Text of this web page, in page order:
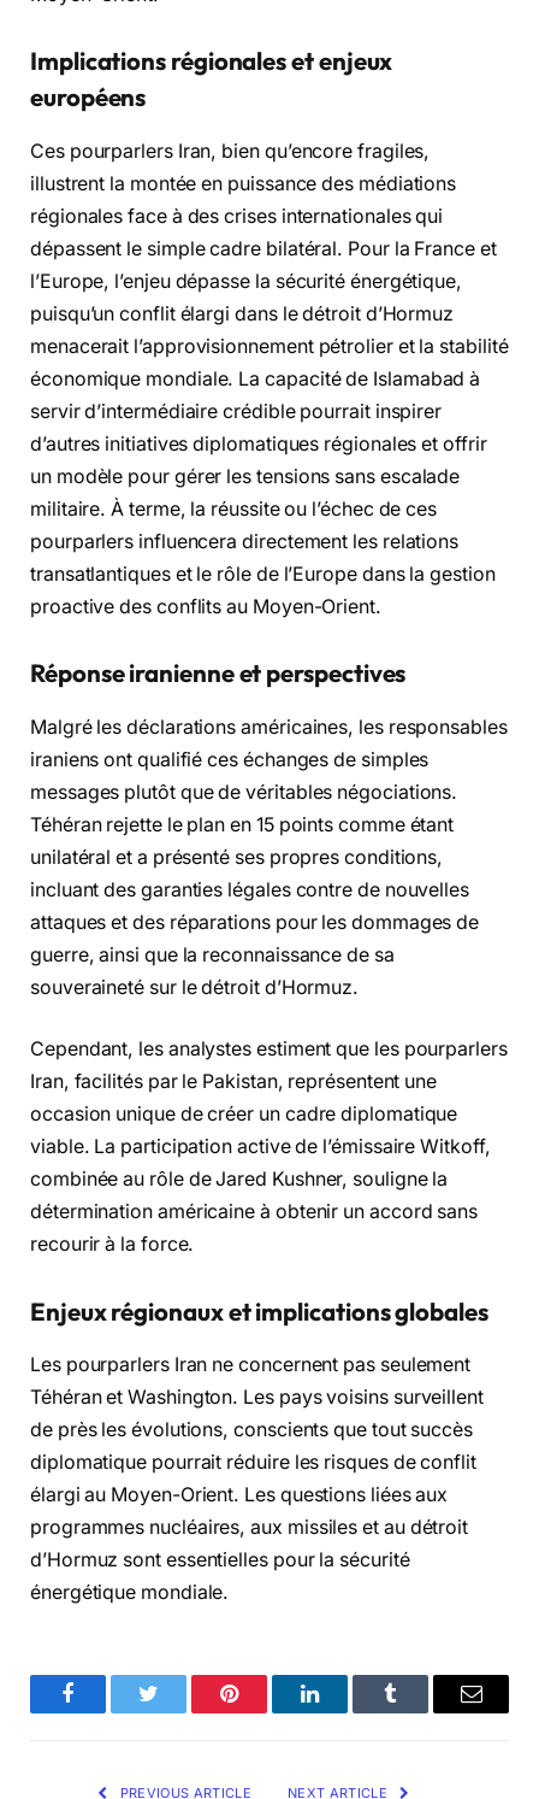
Implications régionales et enjeux
européens
Ces pourparlers Iran, bien qu’encore fragiles,
illustrent la montée en puissance des médiations
régionales face à des crises internationales qui
dépassent le simple cadre bilatéral. Pour la France et
l’Europe, l’enjeu dépasse la sécurité énergétique,
puisqu’un conflit élargi dans le détroit d’Hormuz
menacerait l’approvisionnement pétrolier et la stabilité
économique mondiale. La capacité de Islamabad à
servir d’intermédiaire crédible pourrait inspirer
d’autres initiatives diplomatiques régionales et offrir
un modèle pour gérer les tensions sans escalade
militaire. À terme, la réussite ou l’échec de ces
pourparlers influencera directement les relations
transatlantiques et le rôle de l’Europe dans la gestion
proactive des conflits au Moyen-Orient.
Réponse iranienne et perspectives
Malgré les déclarations américaines, les responsables
iraniens ont qualifié ces échanges de simples
messages plutôt que de véritables négociations.
Téhéran rejette le plan en 15 points comme étant
unilatéral et a présenté ses propres conditions,
incluant des garanties légales contre de nouvelles
attaques et des réparations pour les dommages de
guerre, ainsi que la reconnaissance de sa
souveraineté sur le détroit d’Hormuz.
Cependant, les analystes estiment que les pourparlers
Iran, facilités par le Pakistan, représentent une
occasion unique de créer un cadre diplomatique
viable. La participation active de l’émissaire Witkoff,
combinée au rôle de Jared Kushner, souligne la
détermination américaine à obtenir un accord sans
recourir à la force.
Enjeux régionaux et implications globales
Les pourparlers Iran ne concernent pas seulement
Téhéran et Washington. Les pays voisins surveillent
de près les évolutions, conscients que tout succès
diplomatique pourrait réduire les risques de conflit
élargi au Moyen-Orient. Les questions liées aux
programmes nucléaires, aux missiles et au détroit
d’Hormuz sont essentielles pour la sécurité
énergétique mondiale.
FacebookTwitter Pinterest LinkedInTumblr Email
PREVIOUS ARTICLE NEXT ARTICLE